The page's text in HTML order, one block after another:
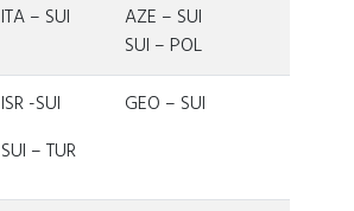
ITA – SUI
AZE – SUI
SUI – POL
ISR -SUI
SUI – TUR
GEO – SUI